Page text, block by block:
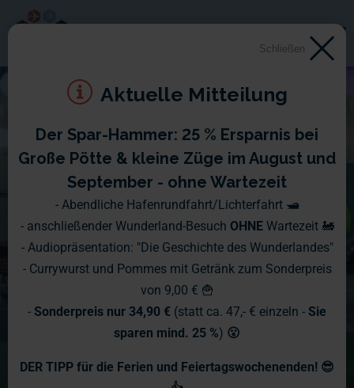
Schließen
Aktuelle Mitteilung
Der Spar-Hammer: 25 % Ersparnis bei
Große Pötte & kleine Züge im August und
September - ohne Wartezeit
- Abendliche Hafenrundfahrt/Lichterfahrt 🛥️
- anschließender Wunderland-Besuch OHNE Wartezeit 🚂
- Audiopräsentation: "Die Geschichte des Wunderlandes"
- Currywurst und Pommes mit Getränk zum Sonderpreis
von 9,00 € 🍟
- Sonderpreis nur 34,90 € (statt ca. 47,- € einzeln - Sie
sparen mind. 25 %) 😮
DER TIPP für die Ferien und Feiertagswochenenden! 😎